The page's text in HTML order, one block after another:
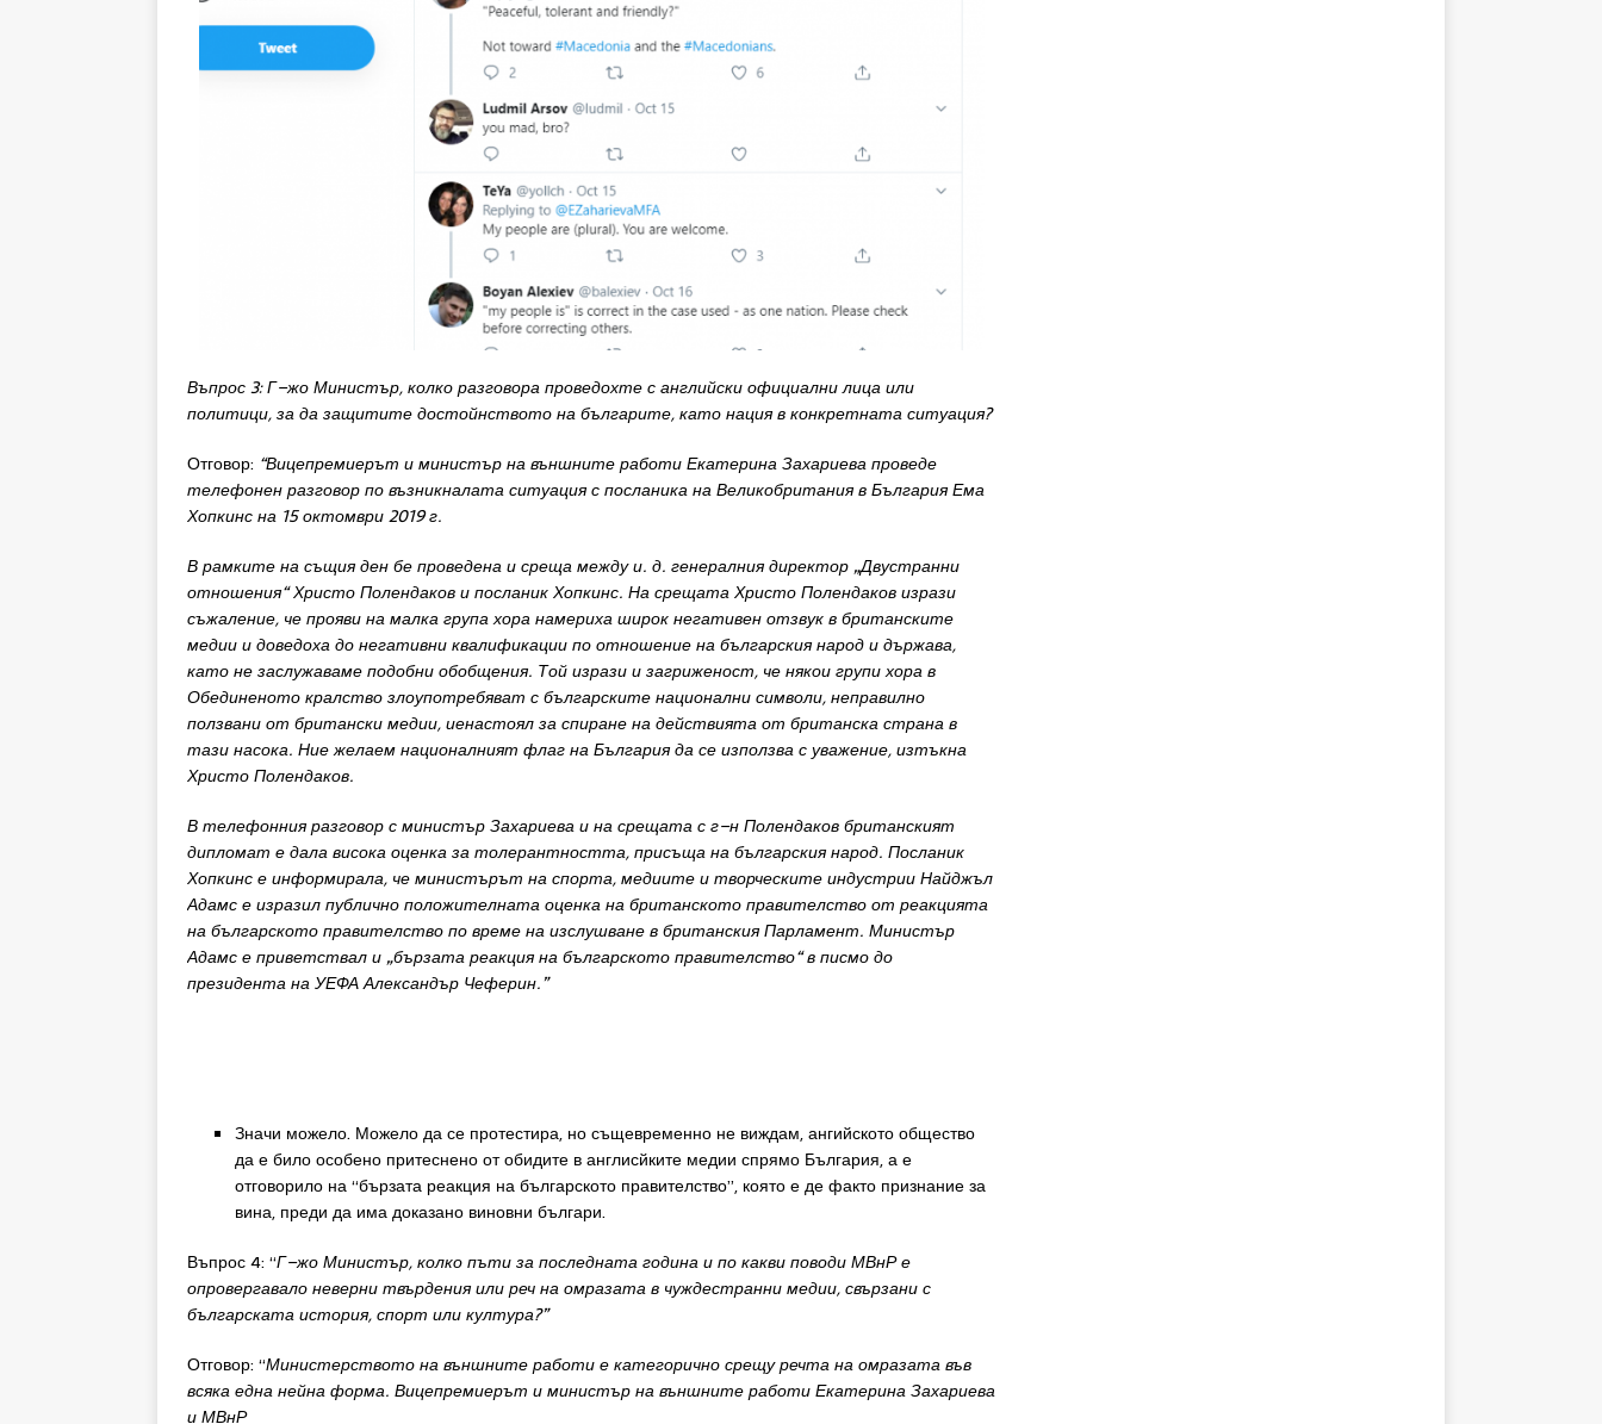
Въпрос 3: Г–жоМинистър,колкоразговорапроведохтесанглийскиофициалнилицаили
политици,задазащититедостойнствотонабългарите,като нациявконкретнатаситуация?
Отговор: “Вицепремиерът иминистърнавъншнитеработиЕкатеринаЗахариевапроведе
телефоненразговорповъзникналата ситуацияспосланиканаВеликобританиявБългарияЕма
Хопкинсна 15октомври2019г.
Врамкитенасъщияденбепроведенаисрещамеждуи. д. генералниядиректор „Двустранни
отношения“ХристоПолендаковипосланикХопкинс. НасрещатаХристоПолендаковизрази
съжаление, чепроявинамалкагрупахоранамерихаширокнегативенотзвуквбританските
медииидоведохадонегативниквалификациипоотношениенабългарскиянародидържава,
катонезаслужавамеподобниобобщения. Тойизразиизагриженост, ченякоигрупихорав
Обединенотокралствозлоупотребяват сбългарскитенационалнисимволи,неправилно
ползваниот британскимедии,иенастоялзаспираненадействиятаот британскастранав
тазинасока. Ниежелаемнационалният флагнаБългариядасеизползвасуважение,изтъкна
ХристоПолендаков.
ВтелефоннияразговорсминистърЗахариеваи насрещатасг–нПолендаковбританският
дипломат едалависокаоценказатолерантността,присъщанабългарскиянарод. Посланик
Хопкинсеинформирала, чеминистърът наспорта,медиитеитворческитеиндустрииНайджъл
Адамсеизразилпубличноположителнатаоценканабританскотоправителство от реакцията
набългарскотоправителствоповременаизслушваневбританскияПарламент. Министър
Адамсеприветствали „бързатареакциянабългарскотоправителство“вписмодо
президентана УЕФААлександър Чеферин.”
Значи можело. Можело да се протестира, но същевременно не виждам, ангийското общество
да е било особено притеснено от обидите в англисйките медии спрямо България, а е
отговорило на “бързата реакция на българското правителство”, която е де факто признание за
вина, преди да има доказано виновни българи.
Въпрос 4: “Г–жоМинистър,колкопътизапоследнатагодинаипокаквиповодиМВнРе
опровергавалоневернитвърденияилиречнаомразатав чуждестраннимедии,свързанис
българскатаистория,спорт иликултура?”
Отговор: “Министерствотонавъншнитеработиекатегоричносрещуречтанаомразатавъв
всякаеднанейнаформа. Вицепремиерът иминистърнавъншнитеработиЕкатеринаЗахариева
иМВнР